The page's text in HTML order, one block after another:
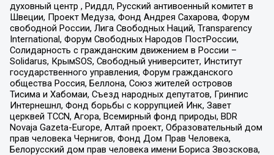
духовный центр , Риддл, Русский антивоенный комитет в
Швеции, Проект Медуза, Фонд Андрея Сахарова, Форум
свободной России, Лига Свободных Наций, Transparеncy
International, Форум Свободных Народов ПостРоссии,
Солидарность с гражданским движением в России –
Solidarus, КрымSOS, Свободный университет, Институт
государственного управления, Форум гражданского
общества Россия, Беллона, Союз жителей островов
Тисима и Хабомаи, Съезд народных депутатов, Гринпис
Интернешнл, Фонд борьбы с коррупцией Инк, Завет
церквей TCCN, Агора, Всемирный фонд природы, BDR
Novaja Gazeta-Europe, Алтай проект, Образовательный дом
прав человека Чернигов, Фонд Дом Прав Человека,
Белорусский дом прав человека имени Бориса Звозскова,